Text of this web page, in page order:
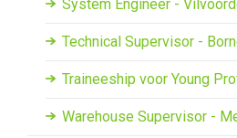
System Engineer -
Technical Supervisor -
Traineeship voor Young
Warehouse Supervisor -